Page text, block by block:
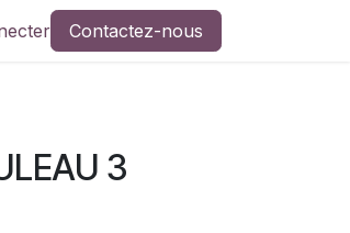
Contactez-nous
3